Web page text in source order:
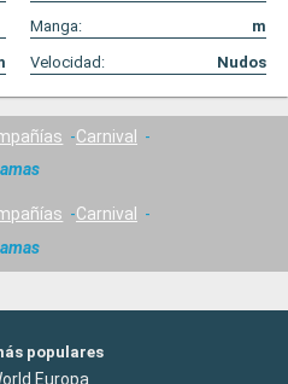
Manga:
m
Velocidad: Nudos
Carnival
Carnival
populares
Europa